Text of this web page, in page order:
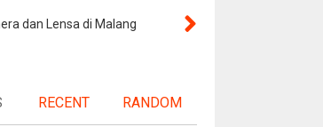
dan Lensa di Malang
RECENT RANDOM